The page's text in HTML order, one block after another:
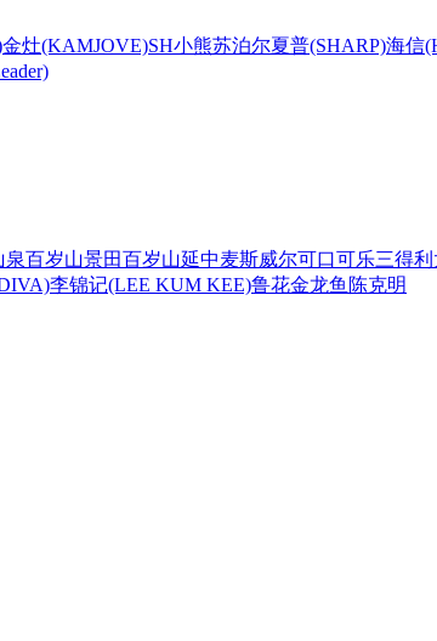
金灶(KAMJOVE)SH小熊苏泊尔夏普(SHARP)海信
泉百岁山景田百岁山延中麦斯威尔可口可乐三得利
李锦记(LEE KUM KEE)鲁花金龙鱼 陈克明